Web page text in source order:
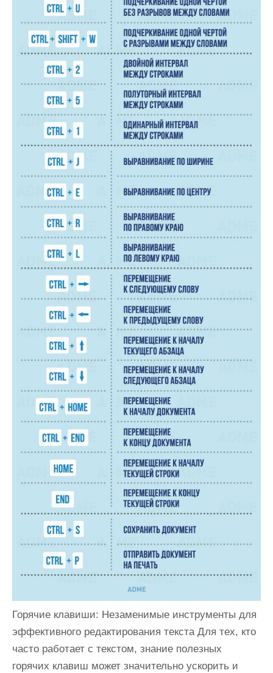
Горячие клавиши: Незаменимые инструменты для
эффективного редактирования текста Для тех, кто
часто работает с текстом, знание полезных
горячих клавиш может значительно ускорить и